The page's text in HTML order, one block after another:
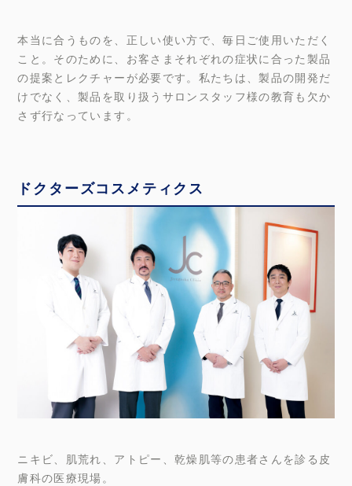
本当に合うものを、正しい使い方で、毎日ご使用いただく
こと。そのために、お客さまそれぞれの症状に合った製品
の提案とレクチャーが必要です。私たちは、製品の開発だ
けでなく、製品を取り扱うサロンスタッフ様の教育も欠か
さず行なっています。
ドクターズコスメティクス
ニキビ、肌荒れ、アトピー、乾燥肌等の患者さんを診る皮
膚科の医療現場。